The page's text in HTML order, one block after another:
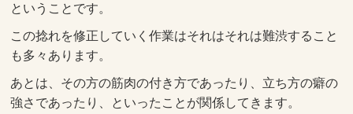
ということです。
この捻れを修正していく作業はそれはそれは難渋すること
も多々あります。
あとは、その方の筋肉の付き方であったり、立ち方の癖の
強さであったり、といったことが関係してきます。